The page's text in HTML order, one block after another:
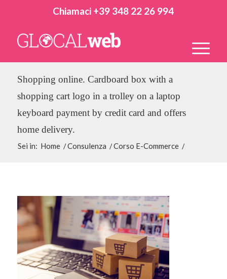
Chiamaci +39 348 22 26 994
Shopping online. Cardboard box with a
shopping cart logo in a trolley on a laptop
keyboard payment by credit card and offers
home delivery.
Sei in: Home /Consulenza /Corso E-Commerce /